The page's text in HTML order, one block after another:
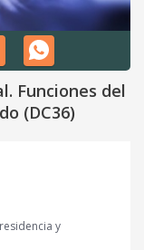
Funciones del
(DC36)
y